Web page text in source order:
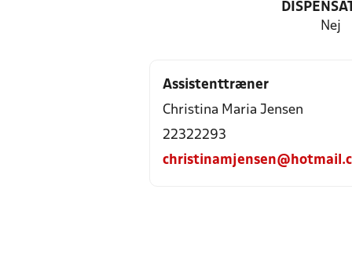
Nej
Assistenttræner
Christina Maria Jensen
22322293